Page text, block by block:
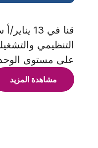
قنا في
التنظيمي
على مستوى
مشاهدة المزيد